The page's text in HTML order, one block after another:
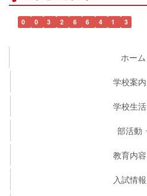
0 0 3 2 6 6 4 1 3
ホーム
学校案内
学校生活
部活動
教育内容
入試情報